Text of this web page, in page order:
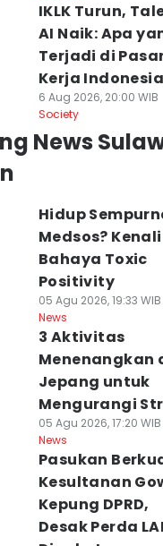
IKLK Turun,
AI Naik: Apa
Terjadi di
Kerja Indonesia
6 Aug 2026, 20:00 WIB
Society
News
Hidup
Medsos? Kenali
Bahaya Toxic
Positivity
05 Agu 2026, 19:33 WIB
News
3 Aktivitas
Menenangkan
Jepang untuk
Mengurangi
05 Agu 2026, 17:20 WIB
News
Pasukan
Kesultanan
Kepung DPRD,
Desak Perda